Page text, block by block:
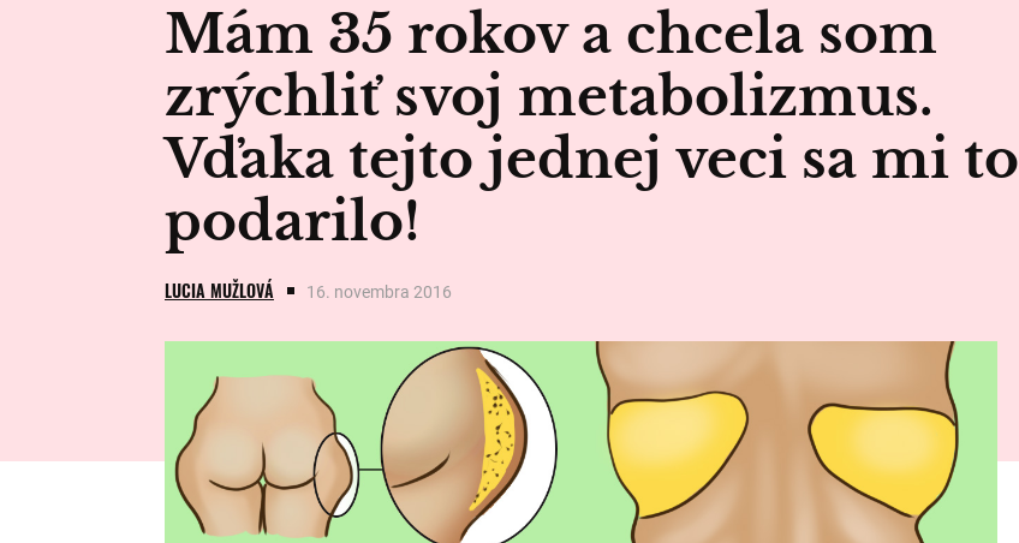
Mám 35 rokov a chcela som
zrýchliť svoj metabolizmus.
Vďaka tejto jednej veci sa mi to
podarilo!
LUCIA MUŽLOVÁ 16. novembra 2016